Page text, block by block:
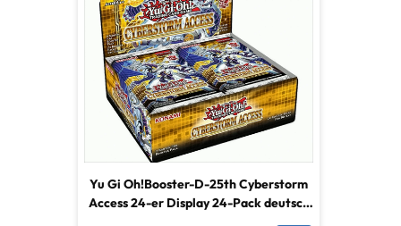
Yu Gi Oh!Booster-D-25th Cyberstorm
Access 24-er Display 24-Pack deutsch